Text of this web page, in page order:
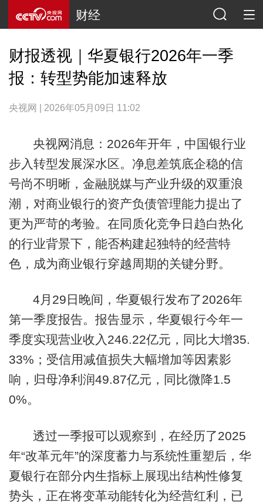
财经
财报透视｜华夏银行2026年一季
报：转型势能加速释放
央视网 | 2026年05月09日 11:02
央视网消息：2026年开年，中国银行业
步入转型发展深水区。净息差筑底企稳的信
号尚不明晰，金融脱媒与产业升级的双重浪
潮，对商业银行的资产负债管理能力提出了
更为严苛的考验。在同质化竞争日趋白热化
的行业背景下，能否构建起独特的经营特
色，成为商业银行穿越周期的关键分野。
4月29日晚间，华夏银行发布了2026年
第一季度报告。报告显示，华夏银行今年一
季度实现营业收入246.22亿元，同比大增35.
33%；受信用减值损失大幅增加等因素影
响，归母净利润49.87亿元，同比微降1.5
0%。
透过一季报可以观察到，在经历了2025
年“改革元年”的深度蓄力与系统性重塑后，华
夏银行在部分内生指标上展现出结构性修复
势头，正在将变革动能转化为经营红利，已